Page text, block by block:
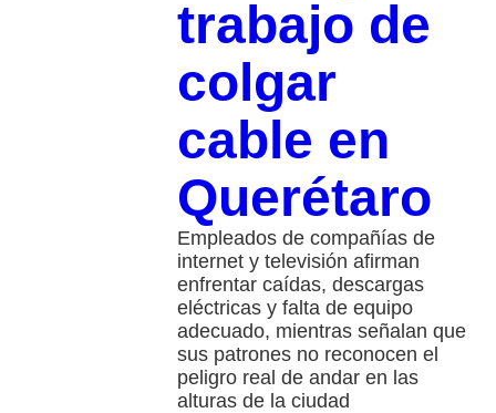
trabajo de
colgar
cable en
Querétaro
Empleados de compañías de
internet y televisión afirman
enfrentar caídas, descargas
eléctricas y falta de equipo
adecuado, mientras señalan que
sus patrones no reconocen el
peligro real de andar en las
alturas de la ciudad